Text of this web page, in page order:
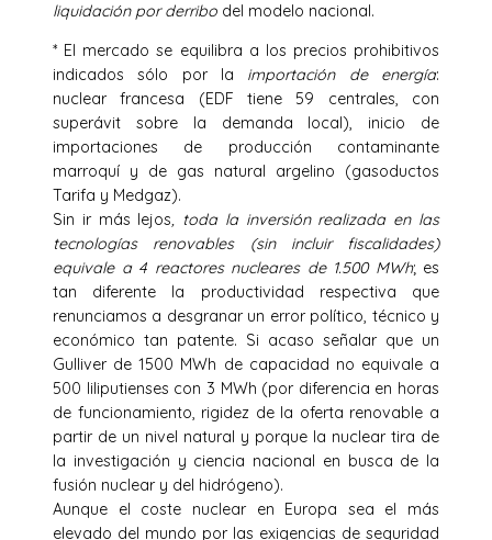
liquidación por derribo del modelo nacional.
* El mercado se equilibra a los precios prohibitivos
indicados sólo por la importación de energía:
nuclear francesa (EDF tiene 59 centrales, con
superávit sobre la demanda local), inicio de
importaciones de producción contaminante
marroquí y de gas natural argelino (gasoductos
Tarifa y Medgaz).
Sin ir más lejos, toda la inversión realizada en las
tecnologías renovables (sin incluir fiscalidades)
equivale a 4 reactores nucleares de 1.500 MWh; es
tan diferente la productividad respectiva que
renunciamos a desgranar un error político, técnico y
económico tan patente. Si acaso señalar que un
Gulliver de 1500 MWh de capacidad no equivale a
500 liliputienses con 3 MWh (por diferencia en horas
de funcionamiento, rigidez de la oferta renovable a
partir de un nivel natural y porque la nuclear tira de
la investigación y ciencia nacional en busca de la
fusión nuclear y del hidrógeno).
Aunque el coste nuclear en Europa sea el más
elevado del mundo por las exigencias de seguridad